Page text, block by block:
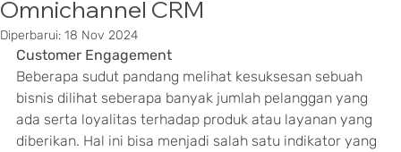
Omnichannel CRM
Diperbarui: 18 Nov 2024
Customer Engagement
Beberapa sudut pandang melihat kesuksesan sebuah
bisnis dilihat seberapa banyak jumlah pelanggan yang
ada serta loyalitas terhadap produk atau layanan yang
diberikan. Hal ini bisa menjadi salah satu indikator yang